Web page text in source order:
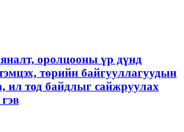
оролцооны үр дүнд
төрийн байгууллагуудын
ил тод байдлыг сайжруулах